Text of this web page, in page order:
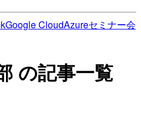
Google CloudAzureセミナー会
の記事一覧